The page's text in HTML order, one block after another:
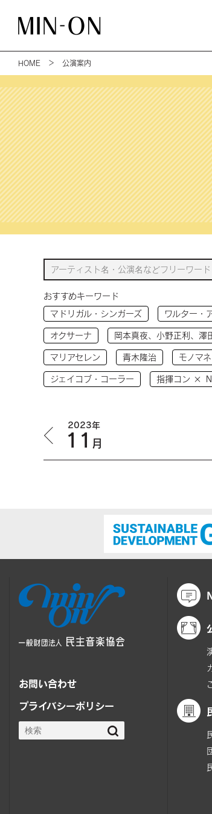
HOME ＞ 公演案内
おすすめキーワード
マドリガル・シンガーズ
ワルター・
オクサーナ 岡本真夜、小野正利、澤
マリアセレン 青木隆治 モノマネ
ジェイコブ・コーラー 指揮コン ×
2023年
11 月
お問い合わせ
プライバシーポリシー